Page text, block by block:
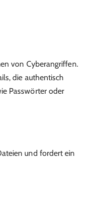
von Cyberangriffen.
die authentisch
Passwörter oder
und fordert ein